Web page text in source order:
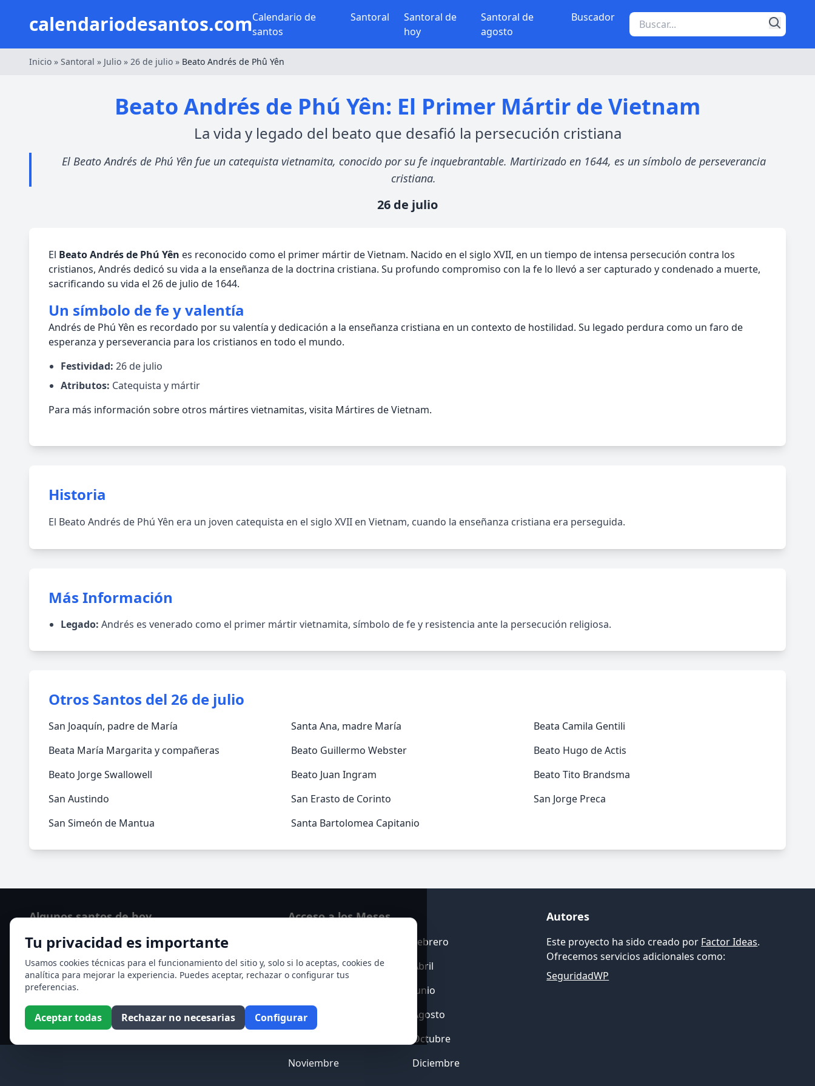
calendariodesantos.comCalendario de
santos
Santoral
Santoral de
hoy
Santoral de
agosto
Buscador
Inicio » Santoral » Julio » 26 de julio » Beato Andrés de Phû Yên
Beato Andrés de Phú Yên: El Primer Mártir de Vietnam
La vida y legado del beato que desafió la persecución cristiana
El Beato Andrés de Phú Yên fue un catequista vietnamita, conocido por su fe inquebrantable. Martirizado en 1644, es un símbolo de perseverancia
cristiana.
26 de julio
El Beato Andrés de Phú Yên es reconocido como el primer mártir de Vietnam. Nacido en el siglo XVII, en un tiempo de intensa persecución contra los
cristianos, Andrés dedicó su vida a la enseñanza de la doctrina cristiana. Su profundo compromiso con la fe lo llevó a ser capturado y condenado a muerte,
sacrificando su vida el 26 de julio de 1644.
Un símbolo de fe y valentía
Andrés de Phú Yên es recordado por su valentía y dedicación a la enseñanza cristiana en un contexto de hostilidad. Su legado perdura como un faro de
esperanza y perseverancia para los cristianos en todo el mundo.
Festividad: 26 de julio
Atributos: Catequista y mártir
Para más información sobre otros mártires vietnamitas, visita Mártires de Vietnam.
Historia
El Beato Andrés de Phú Yên era un joven catequista en el siglo XVII en Vietnam, cuando la enseñanza cristiana era perseguida.
Más Información
Legado: Andrés es venerado como el primer mártir vietnamita, símbolo de fe y resistencia ante la persecución religiosa.
Otros Santos del 26 de julio
San Joaquín, padre de María Santa Ana, madre María
Beata Camila Gentili
Beata María Margarita y compañeras
Beato Guillermo Webster
Beato Hugo de Actis
Beato Jorge Swallowell
Beato Juan Ingram
Beato Tito Brandsma
San Austindo
San Erasto de Corinto
San Jorge Preca
San Simeón de Mantua
Santa Bartolomea Capitanio
Tu privacidad es importante
Usamos cookies técnicas para el funcionamiento del sitio y, solo si lo aceptas, cookies de
analítica para mejorar la experiencia. Puedes aceptar, rechazar o configurar tus
preferencias.
Aceptar todas Rechazar no necesarias Configurar
Algunos santos de hoy
San Cayetano de Thiene
San Sixto II papa
Ver todos los santos de hoy
Acceso a los Meses
Febrero
Marzo
Abril
Junio
Julio
Agosto
Octubre
Noviembre
Diciembre
Autores
Este proyecto ha sido creado por Factor Ideas.
Ofrecemos servicios adicionales como:
SeguridadWP